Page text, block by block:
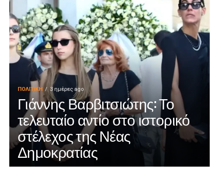
ΠΟΛΙΤΙΚΉ 3 ημέρες ago
Γιάννης Βαρβιτσιώτης: Το
τελευταίο αντίο στο ιστορικό
στέλεχος της Νέας
Δημοκρατίας